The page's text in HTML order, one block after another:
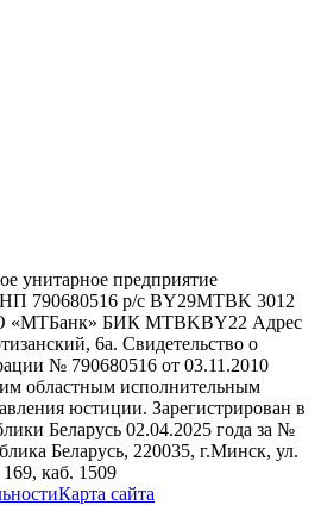
для окрашивания волос
65Б, офис 1509
15
унитарное предприятие
790680516 р/с BY29MTBK 3012
«МТБанк» БИК MTBKBY22 Адрес
6а. Свидетельство о
№ 790680516 от 03.11.2010
областным исполнительным
юстиции. Зарегистрирован в
Беларусь 02.04.2025 года за №
Беларусь, 220035, г.Минск, ул.
каб. 1509
Карта сайта